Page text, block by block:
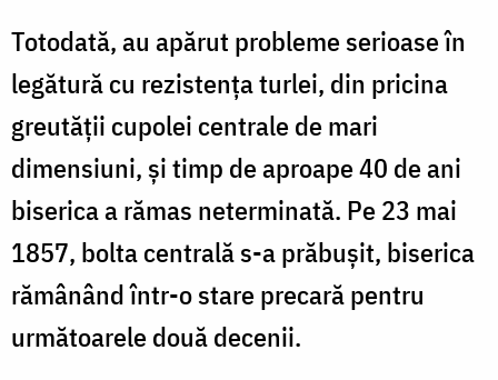
Totodată, au apărut probleme serioase în
legătură cu rezistenţa turlei, din pricina
greutăţii cupolei centrale de mari
dimensiuni, şi timp de aproape 40 de ani
biserica a rămas neterminată. Pe 23 mai
1857, bolta centrală s-a prăbușit, biserica
rămânând într-o stare precară pentru
următoarele două decenii.